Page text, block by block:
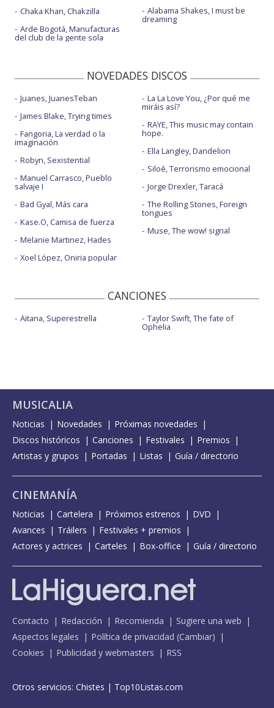
Chaka Khan, Chakzilla
Arde Bogotá, Manufacturas
del club de la gente sola
Alabama Shakes, I must be
dreaming
NOVEDADES DISCOS
Juanes, JuanesTeban
James Blake, Trying times
Fangoria, La verdad o la
imaginación
Robyn, Sexistential
Manuel Carrasco, Pueblo
salvaje I
Bad Gyal, Más cara
Kase.O, Camisa de fuerza
Melanie Martinez, Hades
Xoel López, Oniria popular
La La Love You, ¿Por qué me
miráis así?
RAYE, This music may contain
hope.
Ella Langley, Dandelion
Siloé, Terrorismo emocional
Jorge Drexler, Taracá
The Rolling Stones, Foreign
tongues
Muse, The wow! signal
CANCIONES
Aitana, Superestrella Taylor Swift, The fate of
Ophelia
MUSICALIA
Noticias Novedades
Próximas novedades
Discos históricos
Canciones Festivales
Premios
Artistas y grupos
Portadas Listas Guía / directorio
CINEMANÍA
Noticias Cartelera Próximos estrenos
DVD
Avances
Tráilers
Festivales + premios
Actores y actrices
Carteles Box-office Guía / directorio
Contacto Redacción Recomienda
Sugiere una web
Aspectos legales
Política de privacidad (Cambiar)
Cookies
Publicidad y webmasters RSS
Otros servicios: Chistes | Top10Listas.com